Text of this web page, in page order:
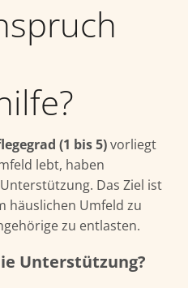
(1 bis 5)vorliegt
lebt, haben
Das Ziel ist
häuslichen Umfeld zu
zu entlasten.
Unterstützung?